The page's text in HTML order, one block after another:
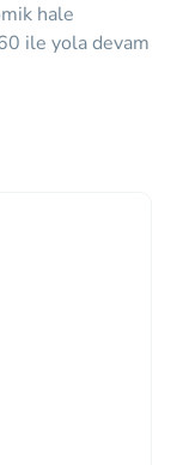
hale
ile yola devam